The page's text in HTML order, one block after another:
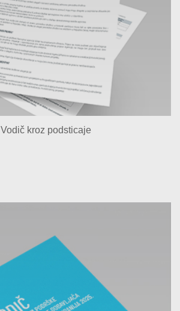
Vodič kroz podsticaje